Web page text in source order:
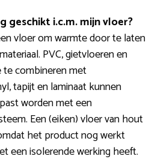
geschikt i.c.m. mijn vloer?
vloer om warmte door te laten
PVC, gietvloeren en
combineren met
tapijt en laminaat kunnen
worden met een
Een (eiken) vloer van hout
het product nog werkt
een isolerende werking heeft.